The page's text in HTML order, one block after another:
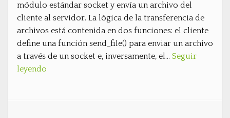
módulo estándar socket y envía un archivo del
cliente al servidor. La lógica de la transferencia de
archivos está contenida en dos funciones: el cliente
define una función send_file() para enviar un archivo
a través de un socket e, inversamente, el… Seguir
leyendo